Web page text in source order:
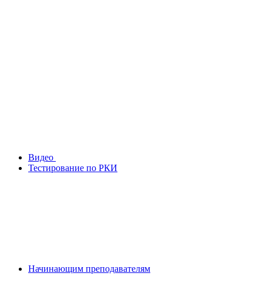
Видео
Тестирование по РКИ
Начинающим преподавателям